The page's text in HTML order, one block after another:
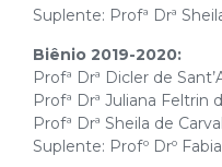
Suplente: Profª Drª
Biênio 2019-2020:
Profª Drª Dicler de
Profª Drª Juliana Feltrin
Profª Drª Sheila de
Suplente: Profº Drº